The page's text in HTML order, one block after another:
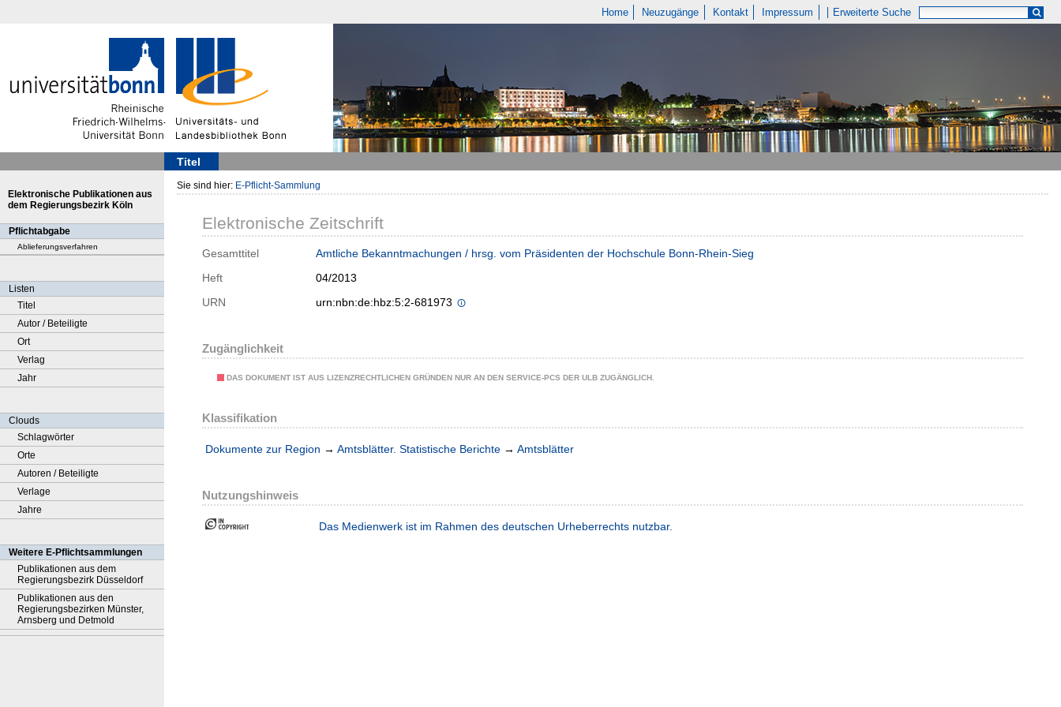
Home Neuzugänge Kontakt Impressum Erweiterte Suche
Titel
Elektronische Publikationen aus
dem Regierungsbezirk Köln
Pflichtabgabe
Ablieferungsverfahren
Listen
Titel
Autor / Beteiligte
Ort
Verlag
Jahr
Clouds
Schlagwörter
Orte
Autoren / Beteiligte
Verlage
Jahre
Weitere E-Pflichtsammlungen
Publikationen aus dem
Regierungsbezirk Düsseldorf
Publikationen aus den
Regierungsbezirken Münster,
Arnsberg und Detmold
Sie sind hier: E-Pflicht-Sammlung
Elektronische Zeitschrift
Gesamttitel
Amtliche Bekanntmachungen / hrsg. vom Präsidenten der Hochschule Bonn-Rhein-Sieg
Heft
04/2013
URN
urn:nbn:de:hbz:5:2-681973
Zugänglichkeit
DAS DOKUMENT IST AUS LIZENZRECHTLICHEN GRÜNDEN NUR AN DEN SERVICE-PCS DER ULB ZUGÄNGLICH.
Klassifikation
Dokumente zur Region → Amtsblätter. Statistische Berichte → Amtsblätter
Nutzungshinweis
Das Medienwerk ist im Rahmen des deutschen Urheberrechts nutzbar.